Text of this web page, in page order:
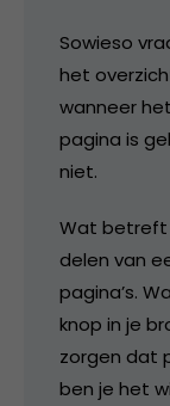
Sowieso
het
wanneer
pagina is
niet.
Wat betreft
delen van
pagina’s.
knop in je
zorgen dat
ben je het